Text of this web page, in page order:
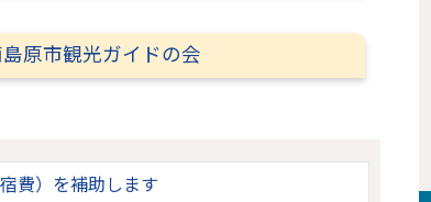
島原市観光ガイドの会
費）を補助します